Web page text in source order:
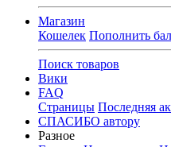
Магазин
Кошелек Пополнить
Поиск товаров
Вики
FAQ
Страницы Последняя
СПАСИБО автору
Разное